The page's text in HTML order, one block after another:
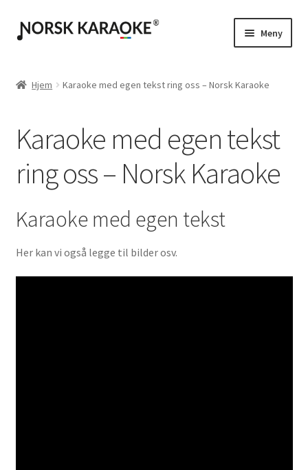
Hopp
til
Hopp
til
Meny
Hjem Karaoke med egen tekst ring oss – Norsk Karaoke
Karaoke med egen tekst
ring oss – Norsk Karaoke
Karaoke med egen tekst
Her kan vi også legge til bilder osv.